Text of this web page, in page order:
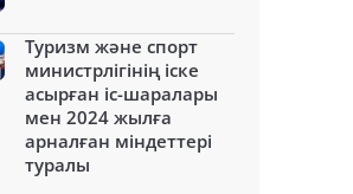
Туризм және спорт
министрлігінің іске
асырған іс-шаралары
мен 2024 жылға
арналған міндеттері
туралы